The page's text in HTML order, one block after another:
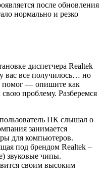
после обновления
нормально и резко
диспетчера Realtek
вас все получилось… но
помог — опишите как
проблему. Разберемся
ПК слышал о
занимается
для компьютеров.
под брендом Realtek –
звуковые чипы.
своим высоким